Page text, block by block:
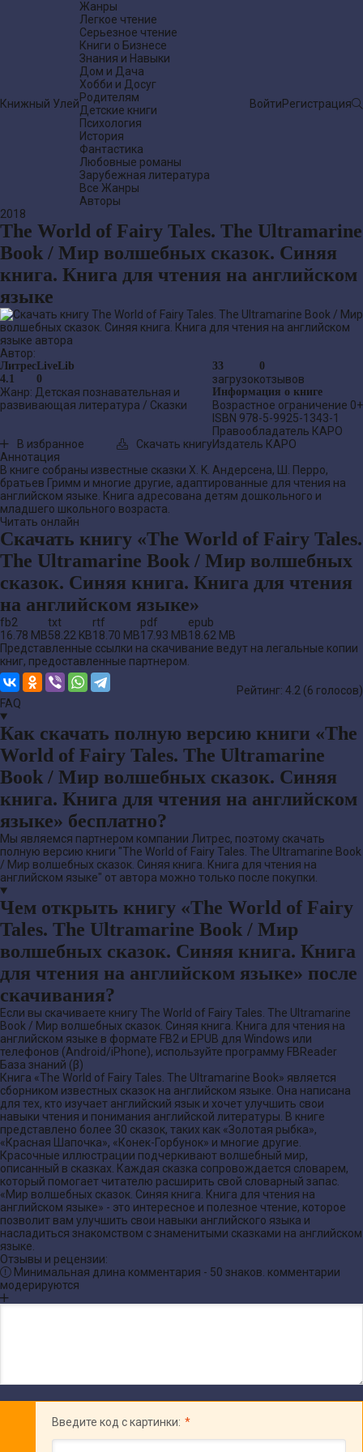
Книжный Улей
Жанры
Легкое чтение
Серьезное чтение
Книги о Бизнесе
Знания и Навыки
Дом и Дача
Хобби и Досуг
Родителям
Детские книги
Психология
История
Фантастика
Любовные романы
Зарубежная литература
Все Жанры
Авторы
ВойтиРегистрация
The World of Fairy Tales. The Ultramarine
Book / Мир волшебных сказок. Синяя
книга. Книга для чтения на английском
языке
2018
Автор:
Литрес
4.1
LiveLib
0
Жанр: Детская познавательная и
развивающая литература / Сказки
В избранное Скачать книгу
33
загрузок
0
отзывов
Информация о книге
Возрастное ограничение 0+
ISBN 978-5-9925-1343-1
Правообладатель КАРО
Издатель КАРО
Аннотация
В книге собраны известные сказки Х. K. Андерсена, Ш. Перро,
братьев Гримм и многие другие, адаптированные для чтения на
английском языке. Книга адресована детям дошкольного и
младшего школьного возраста.
Читать онлайн
Скачать книгу «The World of Fairy Tales.
The Ultramarine Book / Мир волшебных
сказок. Синяя книга. Книга для чтения
на английском языке»
fb2
16.78 MB
txt
58.22 KB
rtf
18.70 MB
pdf
17.93 MB
epub
18.62 MB
Представленные ссылки на скачивание ведут на легальные копии
книг, предоставленные партнером.
Рейтинг: 4.2 (6 голосов)
FAQ
Как скачать полную версию книги «The
World of Fairy Tales. The Ultramarine
Book / Мир волшебных сказок. Синяя
книга. Книга для чтения на английском
языке» бесплатно?
Мы являемся партнером компании Литрес, поэтому скачать
полную версию книги "The World of Fairy Tales. The Ultramarine Book
/ Мир волшебных сказок. Синяя книга. Книга для чтения на
английском языке" от автора можно только после покупки.
Чем открыть книгу «The World of Fairy
Tales. The Ultramarine Book / Мир
волшебных сказок. Синяя книга. Книга
для чтения на английском языке» после
скачивания?
Если вы скачиваете книгу The World of Fairy Tales. The Ultramarine
Book / Мир волшебных сказок. Синяя книга. Книга для чтения на
английском языке в формате FB2 и EPUB для Windows или
телефонов (Android/iPhone), используйте программу FBReader
База знаний (β)
Книга «The World of Fairy Tales. The Ultramarine Book» является
сборником известных сказок на английском языке. Она написана
для тех, кто изучает английский язык и хочет улучшить свои
навыки чтения и понимания английской литературы. В книге
представлено более 30 сказок, таких как «Золотая рыбка»,
«Красная Шапочка», «Конек-Горбунок» и многие другие.
Красочные иллюстрации подчеркивают волшебный мир,
описанный в сказках. Каждая сказка сопровождается словарем,
который помогает читателю расширить свой словарный запас.
«Мир волшебных сказок. Синяя книга. Книга для чтения на
английском языке» - это интересное и полезное чтение, которое
позволит вам улучшить свои навыки английского языка и
насладиться знакомством с знаменитыми сказками на английском
языке.
Отзывы и рецензии:
Минимальная длина комментария - 50 знаков. комментарии
модерируются
Введите код с картинки: